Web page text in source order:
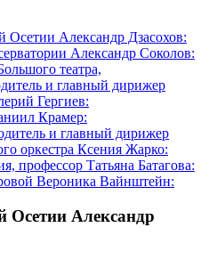
Осетии Александр Дзасохов:
Александр Соколов:
театра,
и главный дирижер
Гергиев:
Крамер:
и главный дирижер
оркестра Ксения Жарко:
профессор Татьяна Батагова:
Вероника Вайнштейн:
Осетии Александр